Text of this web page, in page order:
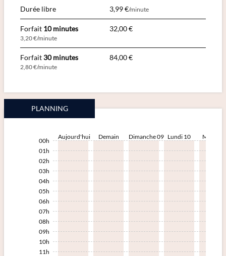
Durée libre
3,99 €/minute
Forfait 10 minutes
3,20 €/minute
32,00 €
Forfait30 minutes
2,80 €/minute
84,00 €
PLANNING
00h
01h
02h
03h
04h
05h
06h
07h
08h
09h
10h
11h
Aujourd'hui Demain Dimanche 09 Lundi 10 Mardi 11